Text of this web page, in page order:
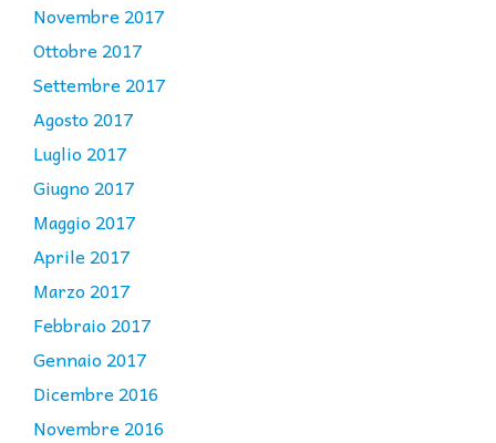
Novembre 2017
Ottobre 2017
Settembre 2017
Agosto 2017
Luglio 2017
Giugno 2017
Maggio 2017
Aprile 2017
Marzo 2017
Febbraio 2017
Gennaio 2017
Dicembre 2016
Novembre 2016